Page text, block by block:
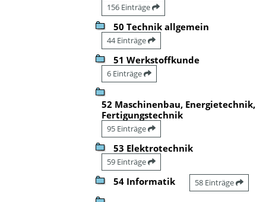
156 Einträge
50 Technik allgemein
44 Einträge
51 Werkstoffkunde
6 Einträge
52 Maschinenbau, Energietechnik,
Fertigungstechnik
95 Einträge
53 Elektrotechnik
59 Einträge
54 Informatik 58 Einträge